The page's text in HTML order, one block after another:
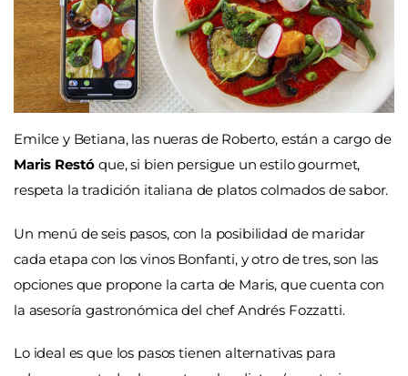
Emilce y Betiana, las nueras de Roberto, están a cargo de
Maris Restó que, si bien persigue un estilo gourmet,
respeta la tradición italiana de platos colmados de sabor.
Un menú de seis pasos, con la posibilidad de maridar
cada etapa con los vinos Bonfanti, y otro de tres, son las
opciones que propone la carta de Maris, que cuenta con
la asesoría gastronómica del chef Andrés Fozzatti.
Lo ideal es que los pasos tienen alternativas para